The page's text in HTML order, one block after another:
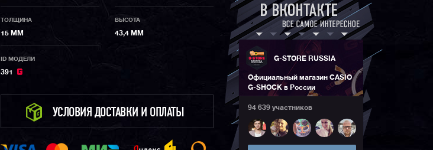
ТОЛЩИНА
15 ММ
ВЫСОТА
43,4 ММ
ID МОДЕЛИ
391
УСЛОВИЯ ДОСТАВКИ И ОПЛАТЫ
G-STORE RUSSIA
Официальный магазин CASIO
G-SHOCK в России
94 639 участников